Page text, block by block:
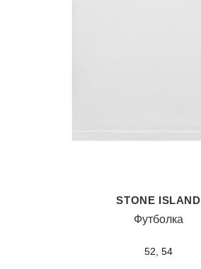
STONE ISLAND
Футболка
52, 54